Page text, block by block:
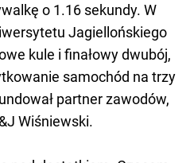
o 1.16 sekundy. W
Jagiellońskiego
kule i finałowy dwubój,
samochód na trzy
partner zawodów,
Wiśniewski.